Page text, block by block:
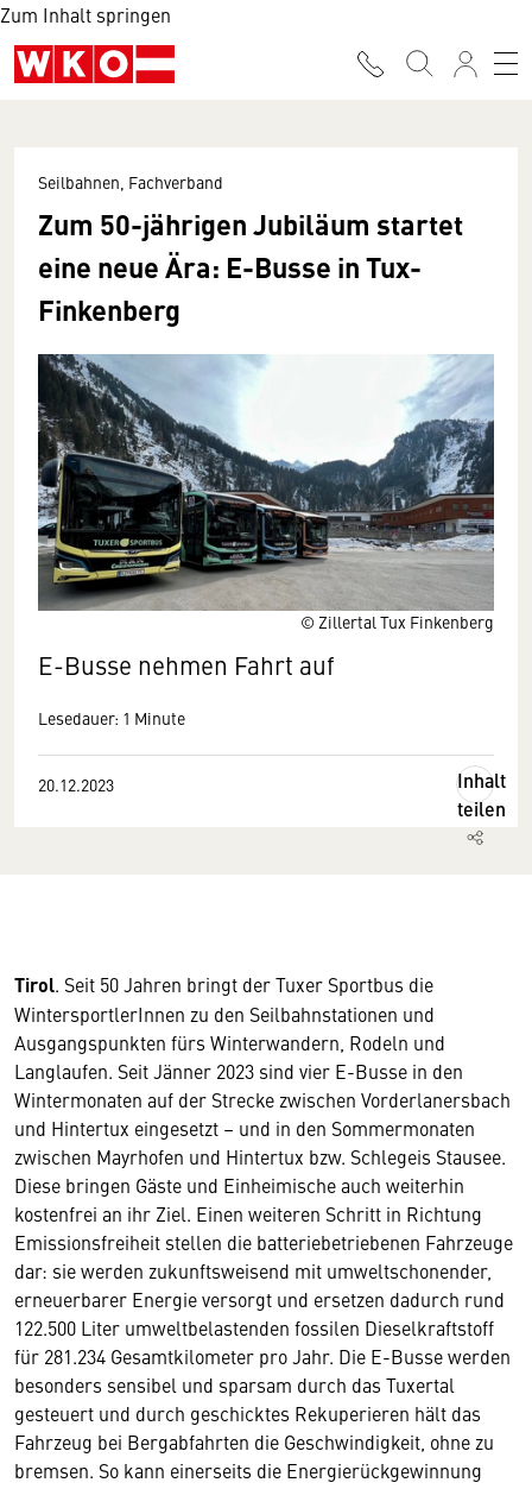
Zum Inhalt springen
© Zillertal Tux Finkenberg
Seilbahnen, Fachverband
Zum 50-jährigen Jubiläum startet
eine neue Ära: E-Busse in Tux-
Finkenberg
E-Busse nehmen Fahrt auf
Lesedauer: 1 Minute
20.12.2023
Inhalt
teilen
Tirol. Seit 50 Jahren bringt der Tuxer Sportbus die
WintersportlerInnen zu den Seilbahnstationen und
Ausgangspunkten fürs Winterwandern, Rodeln und
Langlaufen. Seit Jänner 2023 sind vier E-Busse in den
Wintermonaten auf der Strecke zwischen Vorderlanersbach
und Hintertux eingesetzt – und in den Sommermonaten
zwischen Mayrhofen und Hintertux bzw. Schlegeis Stausee.
Diese bringen Gäste und Einheimische auch weiterhin
kostenfrei an ihr Ziel. Einen weiteren Schritt in Richtung
Emissionsfreiheit stellen die batteriebetriebenen Fahrzeuge
dar: sie werden zukunftsweisend mit umweltschonender,
erneuerbarer Energie versorgt und ersetzen dadurch rund
122.500 Liter umweltbelastenden fossilen Dieselkraftstoff
für 281.234 Gesamtkilometer pro Jahr. Die E-Busse werden
besonders sensibel und sparsam durch das Tuxertal
gesteuert und durch geschicktes Rekuperieren hält das
Fahrzeug bei Bergabfahrten die Geschwindigkeit, ohne zu
bremsen. So kann einerseits die Energierückgewinnung